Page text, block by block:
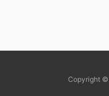
Copyright ©